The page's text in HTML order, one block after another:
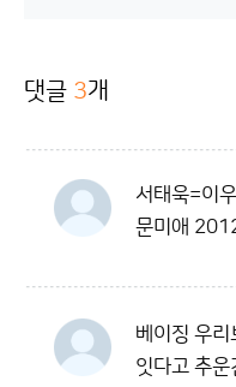
댓글 3개
서태욱=이
문미애
베이징 우리
잇다고 추운